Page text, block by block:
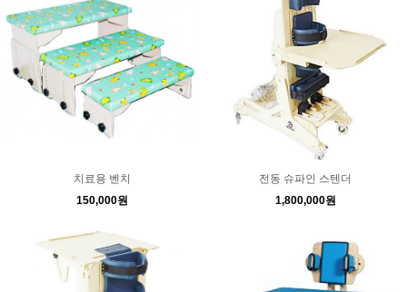
치료용 벤치
150,000원
전동 슈파인 스텐더
1,800,000원